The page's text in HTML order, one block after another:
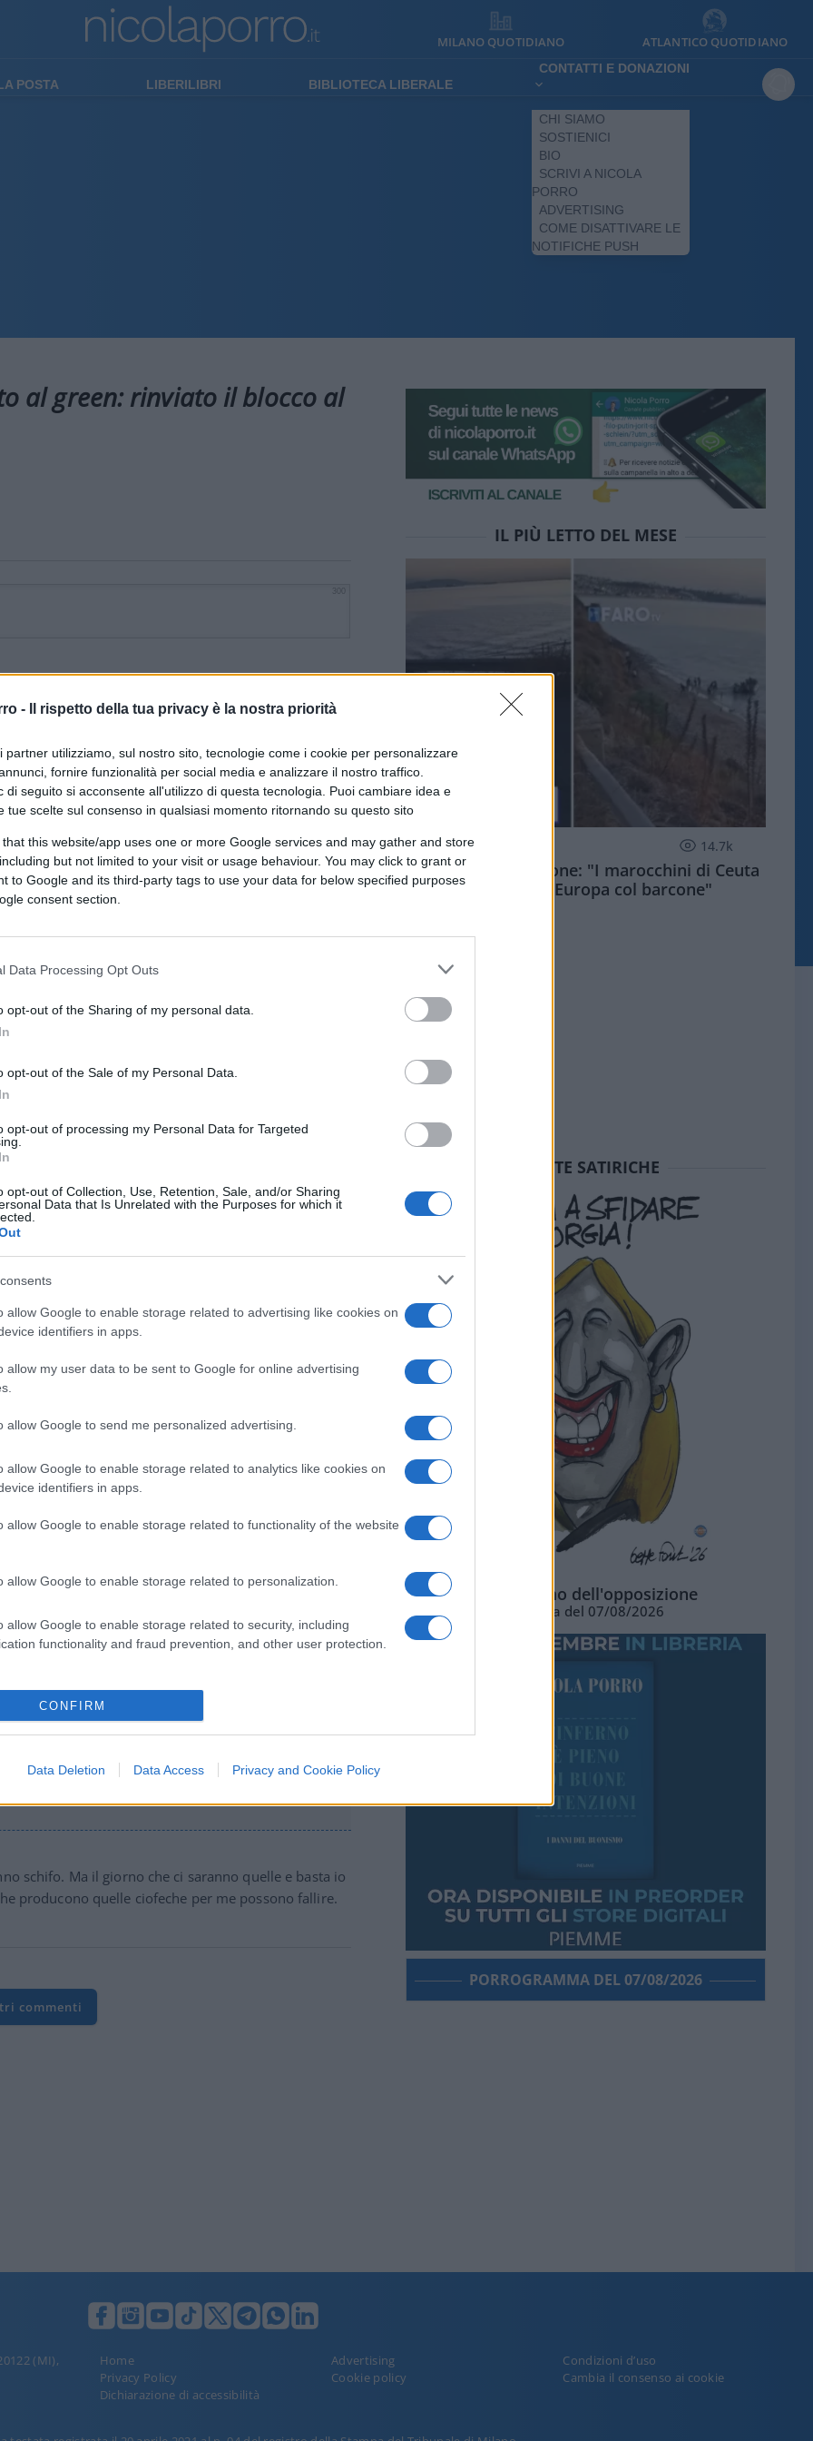
- Il rispetto della tua privacy è la nostra priorità
partner utilizziamo, sul nostro sito, tecnologie come i cookie per personalizzare
fornire funzionalità per social media e analizzare il nostro traffico.
di seguito si acconsente all'utilizzo di questa tecnologia. Puoi cambiare idea e
tue scelte sul consenso in qualsiasi momento ritornando su questo sito
that this website/app uses one or more Google services and may gather and store
but not limited to your visit or usage behaviour. You may click to grant or
to Google and its third-party tags to use your data for below specified purposes
consent section.
Data Processing Opt Outs
opt-out of the Sharing of my personal data.
opt-out of the Sale of my Personal Data.
opt-out of processing my Personal Data for Targeted
opt-out of Collection, Use, Retention, Sale, and/or Sharing
Data that Is Unrelated with the Purposes for which it
allow Google to enable storage related to advertising like cookies on
identifiers in apps.
allow my user data to be sent to Google for online advertising
allow Google to send me personalized advertising.
allow Google to enable storage related to analytics like cookies on
identifiers in apps.
allow Google to enable storage related to functionality of the website
allow Google to enable storage related to personalization.
allow Google to enable storage related to security, including
functionality and fraud prevention, and other user protection.
CONFIRM
Data Deletion Data Access Privacy and Cookie Policy
MILANO QUOTIDIANO ATLANTICO QUOTIDIANO
POSTA LIBERILIBRI BIBLIOTECA LIBERALE
CONTATTI E DONAZIONI
CHI SIAMO
SOSTIENICI
BIO
SCRIVI A NICOLA
PORRO
ADVERTISING
COME DISATTIVARE LE
NOTIFICHE PUSH
al green: rinviato il blocco al
alla fine sono state abolite
ai trasporti.
nessun “problema” da risolvere.
ora vi vendono la “soluzione”.
non se lo pone nessuno? Rimpatriare un
un occupante abusivo altrettanto,
rottamando i precedenti ancora funzionanti
E’ necessario porre fine a tutta la narrazione su
risolte); e su CO2, H2O e clima: sono le basi della
che 4 parassiti raccontano x campare a sbafo!
UE rapinose e liberticide nate sull’onda di
lo stato di diritto privando i sudditi dell’uso di
i veicoli
schifo. Ma il giorno che ci saranno quelle e basta io
producono quelle ciofeche per me possono fallire.
commenti
IL PIÙ LETTO DEL MESE
ESTERI 14.7k
Meloni aveva ragione: "I marocchini di Ceuta
sbarcano in Europa col barcone"
SEDUTE SATIRICHE
L'ottimismo dell'opposizione
Vignetta del 07/08/2026
PORROGRAMMA DEL 07/08/2026
(MI),
Home Advertising
Condizioni d’uso
Privacy Policy
Cookie policy
Cambia il consenso ai cookie
Dichiarazione di accessibilità